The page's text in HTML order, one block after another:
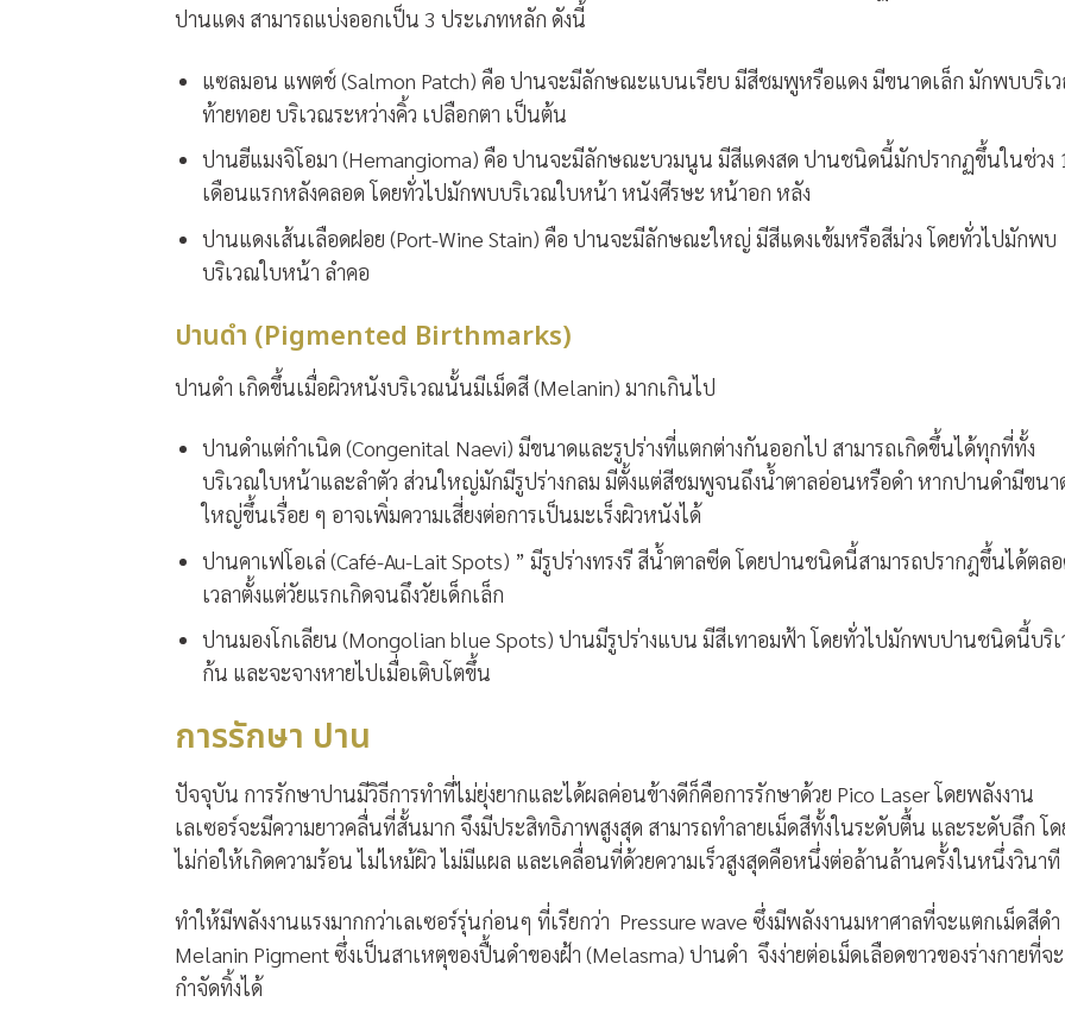
ปานแดง สามารถแบ่งออกเป็น 3 ประเภทหลัก ดังนี้
แซลมอน แพตช์ (Salmon Patch) คือ ปานจะมีลักษณะแบนเรียบ มีสีชมพูหรือแดง มีขนาดเล็ก มักพบบริเ
ท้ายทอย บริเวณระหว่างคิ้ว เปลือกตา เป็นต้น
ปานฮีแมงจิโอมา (Hemangioma) คือ ปานจะมีลักษณะบวมนูน มีสีแดงสด ปานชนิดนี้มักปรากฏขึ้นในช่วง
เดือนแรกหลังคลอด โดยทั่วไปมักพบบริเวณใบหน้า หนังศีรษะ หน้าอก หลัง
ปานแดงเส้นเลือดฝอย (Port-Wine Stain) คือ ปานจะมีลักษณะใหญ่ มีสีแดงเข้มหรือสีม่วง โดยทั่วไปมักพบ
บริเวณใบหน้า ลำคอ
ปานดำ (Pigmented Birthmarks)
ปานดำ เกิดขึ้นเมื่อผิวหนังบริเวณนั้นมีเม็ดสี (Melanin) มากเกินไป
ปานดำแต่กำเนิด (Congenital Naevi) มีขนาดและรูปร่างที่แตกต่างกันออกไป สามารถเกิดขึ้นได้ทุกที่ทั้ง
บริเวณใบหน้าและลำตัว ส่วนใหญ่มักมีรูปร่างกลม มีตั้งแต่สีชมพูจนถึงน้ำตาลอ่อนหรือดำ หากปานดำมีขนา
ใหญ่ขึ้นเรื่อย ๆ อาจเพิ่มความเสี่ยงต่อการเป็นมะเร็งผิวหนังได้
ปานคาเฟโอเล่ (Café-Au-Lait Spots) ” มีรูปร่างทรงรี สีน้ำตาลซีด โดยปานชนิดนี้สามารถปรากฎขึ้นได้ตล
เวลาตั้งแต่วัยแรกเกิดจนถึงวัยเด็กเล็ก
ปานมองโกเลียน (Mongolian blue Spots) ปานมีรูปร่างแบน มีสีเทาอมฟ้า โดยทั่วไปมักพบปานชนิดนี้บริ
ก้น และจะจางหายไปเมื่อเติบโตขึ้น
การรักษา ปาน
ปัจจุบัน การรักษาปานมีวิธีการทำที่ไม่ยุ่งยากและได้ผลค่อนข้างดีก็คือการรักษาด้วย Pico Laser โดยพลังงาน
เลเซอร์จะมีความยาวคลื่นที่สั้นมาก จึงมีประสิทธิภาพสูงสุด สามารถทำลายเม็ดสีทั้งในระดับตื้น และระดับลึก โ
ไม่ก่อให้เกิดความร้อน ไม่ไหม้ผิว ไม่มีแผล และเคลื่อนที่ด้วยความเร็วสูงสุดคือหนึ่งต่อล้านล้านครั้งในหนึ่งวินาที
ทำให้มีพลังงานแรงมากกว่าเลเซอร์รุ่นก่อนๆ ที่เรียกว่า Pressure wave ซึ่งมีพลังงานมหาศาลที่จะแตกเม็ดสีดำ
Melanin Pigment ซึ่งเป็นสาเหตุของปื้นดำของฝ้า (Melasma) ปานดำ จึงง่ายต่อเม็ดเลือดขาวของร่างกายที่จะ
กำจัดทิ้งได้